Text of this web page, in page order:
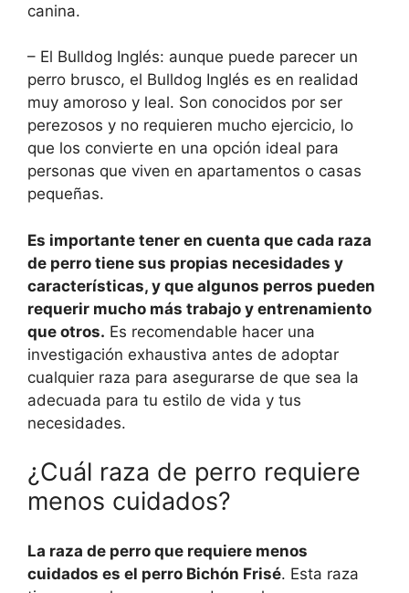
canina.
– El Bulldog Inglés: aunque puede parecer un
perro brusco, el Bulldog Inglés es en realidad
muy amoroso y leal. Son conocidos por ser
perezosos y no requieren mucho ejercicio, lo
que los convierte en una opción ideal para
personas que viven en apartamentos o casas
pequeñas.
Es importante tener en cuenta que cada raza
de perro tiene sus propias necesidades y
características, y que algunos perros pueden
requerir mucho más trabajo y entrenamiento
que otros. Es recomendable hacer una
investigación exhaustiva antes de adoptar
cualquier raza para asegurarse de que sea la
adecuada para tu estilo de vida y tus
necesidades.
¿Cuál raza de perro requiere
menos cuidados?
La raza de perro que requiere menos
cuidados es el perro Bichón Frisé. Esta raza